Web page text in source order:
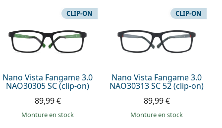
Nano Vista Fangame 3.0
NAO30305 SC (clip-on)
CLIP-ON
89,99 €
Monture en stock
Nano Vista Fangame 3.0
NAO30313 SC 52 (clip-on)
CLIP-ON
89,99 €
Monture en stock